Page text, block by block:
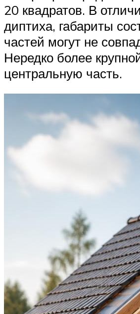
20 квадратов. В
диптиха, габариты
частей могут не
Нередко более
центральную часть.